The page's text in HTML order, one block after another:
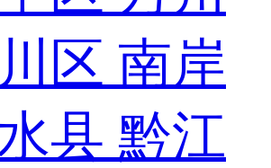
区 南岸
县 黔江